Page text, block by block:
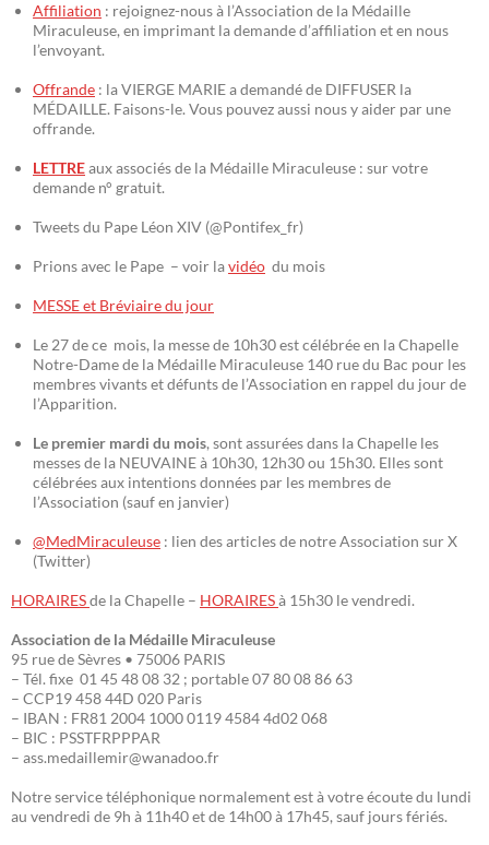
Affiliation : rejoignez-nous à l’Association de la Médaille
Miraculeuse, en imprimant la demande d’affiliation et en nous
l’envoyant.
Offrande : la VIERGE MARIE a demandé de DIFFUSER la
MÉDAILLE. Faisons-le. Vous pouvez aussi nous y aider par une
offrande.
LETTREaux associés de la Médaille Miraculeuse : sur votre
demande n° gratuit.
Tweets du Pape Léon XIV (@Pontifex_fr)
Prions avec le Pape – voir lavidéo du mois
MESSE et Bréviaire du jour
Le 27 de ce mois, la messe de 10h30 est célébrée en la Chapelle
Notre-Dame de la Médaille Miraculeuse 140 rue du Bac pour les
membres vivants et défunts de l’Association en rappel du jour de
l’Apparition.
Le premier mardi du mois, sont assurées dans la Chapelle les
messes de la NEUVAINE à 10h30, 12h30 ou 15h30. Elles sont
célébrées aux intentions données par les membres de
l’Association (sauf en janvier)
@MedMiraculeuse : lien des articles de notre Association sur X
(Twitter)
HORAIRESde la Chapelle – HORAIRESà 15h30 le vendredi.
Association de la Médaille Miraculeuse
95 rue de Sèvres • 75006 PARIS
– Tél. fixe 01 45 48 08 32 ; portable 07 80 08 86 63
– CCP19 458 44D 020 Paris
– IBAN : FR81 2004 1000 0119 4584 4d02 068
– BIC : PSSTFRPPPAR
– ass.medaillemir@wanadoo.fr
Notre service téléphonique normalement est à votre écoute du lundi
au vendredi de 9h à 11h40 et de 14h00 à 17h45, sauf jours fériés.